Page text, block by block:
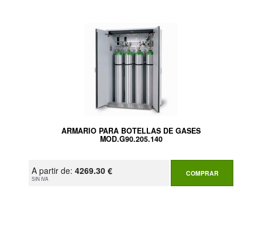
ARMARIO PARA BOTELLAS DE GASES
MOD.G90.205.140
A partir de: 4269.30 €
SIN IVA
COMPRAR